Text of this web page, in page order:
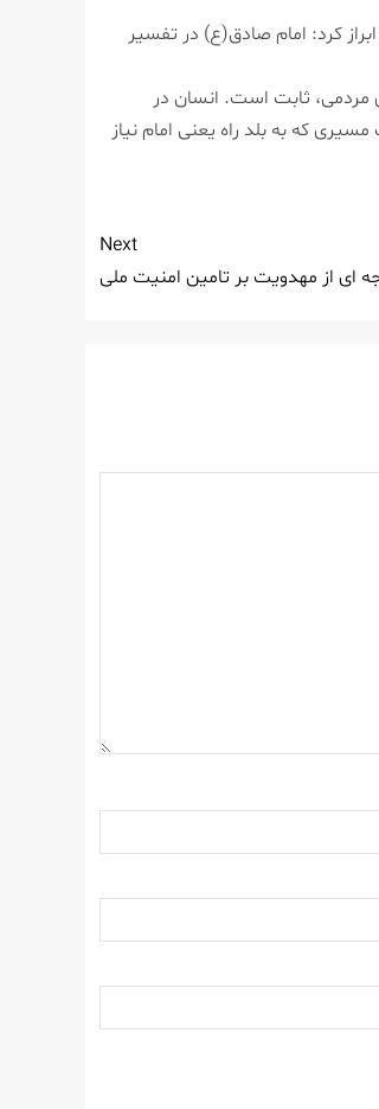
كرد: امام صادق(ع) در تفسیر
مردمی، ثابت است. انسان در
كه به بلد راه یعنی امام نیاز
Next
ای از مهدویت بر تامین امنیت ملی